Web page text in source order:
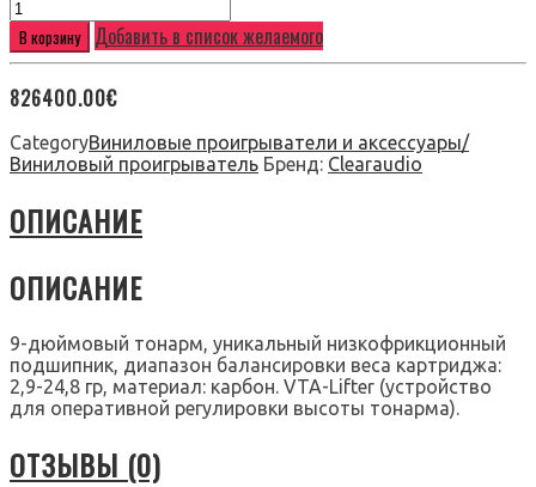
В корзину Добавить в список желаемого
826400.00€
CategoryВиниловые проигрыватели и аксессуары/
Виниловый проигрыватель Бренд: Clearaudio
ОПИСАНИЕ
ОПИСАНИЕ
9-дюймовый тонарм, уникальный низкофрикционный
подшипник, диапазон балансировки веса картриджа:
2,9-24,8 гр, материал: карбон. VTA-Lifter (устройство
для оперативной регулировки высоты тонарма).
ОТЗЫВЫ (0)